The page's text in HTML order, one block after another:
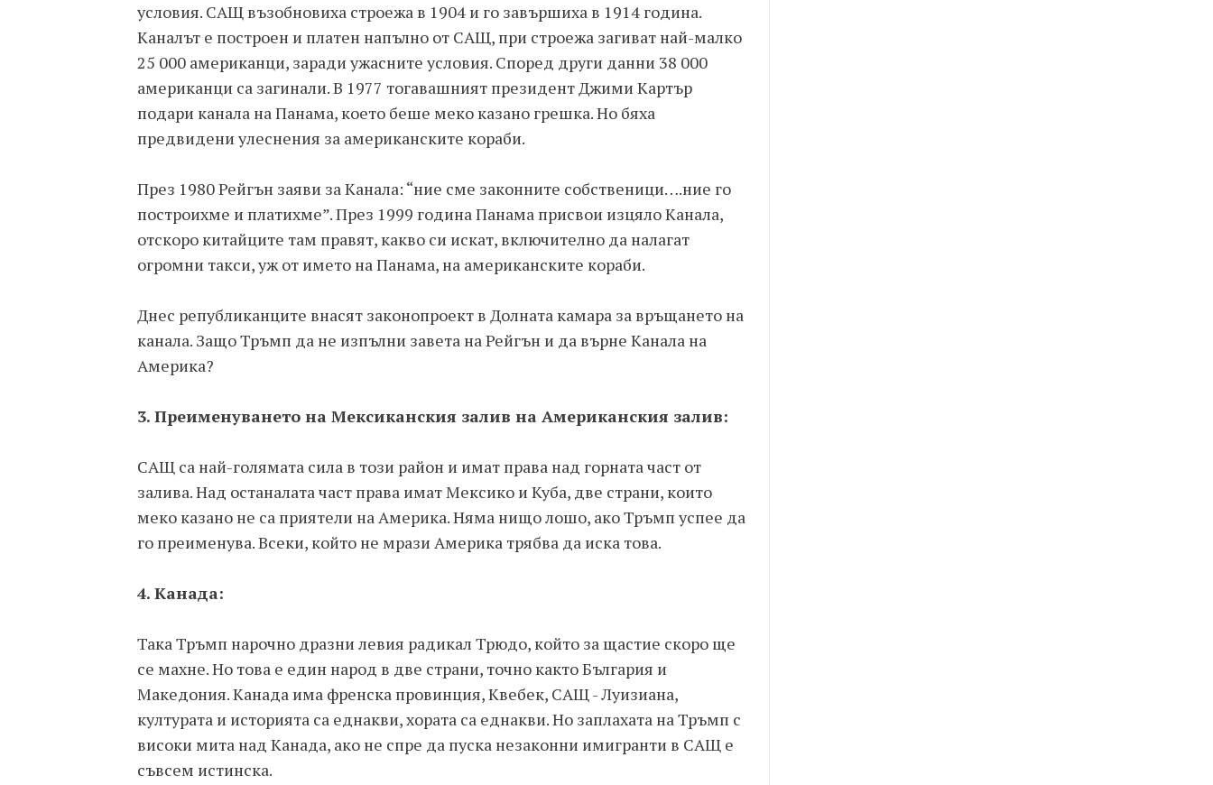
условия. САЩ възобновиха строежа в 1904 и го завършиха в 1914 година.
Каналът е построен и платен напълно от САЩ, при строежа загиват най-малко
25 000 американци, заради ужасните условия. Според други данни 38 000
американци са загинали. В 1977 тогавашният президент Джими Картър
подари канала на Панама, което беше меко казано грешка. Но бяха
предвидени улеснения за американските кораби.
През 1980 Рейгън заяви за Канала: “ние сме законните собственици….ние го
построихме и платихме”. През 1999 година Панама присвои изцяло Канала,
отскоро китайците там правят, какво си искат, включително да налагат
огромни такси, уж от името на Панама, на американските кораби.
Днес републиканците внасят законопроект в Долната камара за връщането на
канала. Защо Тръмп да не изпълни завета на Рейгън и да върне Канала на
Америка?
3. Преименуването на Мексиканския залив на Американския залив:
САЩ са най-голямата сила в този район и имат права над горната част от
залива. Над останалата част права имат Мексико и Куба, две страни, които
меко казано не са приятели на Америка. Няма нищо лошо, ако Тръмп успее да
го преименува. Всеки, който не мрази Америка трябва да иска това.
4. Канада:
Така Тръмп нарочно дразни левия радикал Трюдо, който за щастие скоро ще
се махне. Но това е един народ в две страни, точно както България и
Македония. Канада има френска провинция, Квебек, САЩ - Луизиана,
културата и историята са еднакви, хората са еднакви. Но заплахата на Тръмп с
високи мита над Канада, ако не спре да пуска незаконни имигранти в САЩ е
съвсем истинска.